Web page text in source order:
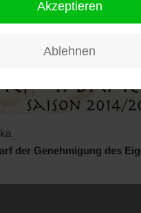
der Genehmigung des
Akzeptieren
Ablehnen